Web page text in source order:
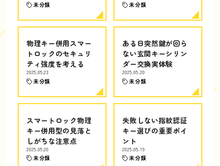
未分類 未分類
物理キー併用スマー
トロックのセキュリ
ティ強度を考える
2025.05.23
未分類
ある日突然鍵が回ら
ない玄関キーシリン
ダー交換実体験
2025.05.20
未分類
スマートロック物理
キー併用型の見落と
しがちな注意点
2025.05.20
未分類
失敗しない指紋認証
キー選びの重要ポイ
ント
2025.05.19
未分類